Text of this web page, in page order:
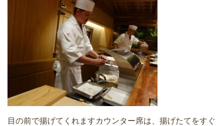
目の前で揚げてくれますカウンター席は、揚げたてをすぐ